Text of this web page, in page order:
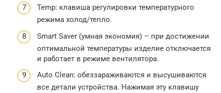
Temp: клавиша регулировки температурного
режима холод/тепло.
Smart Saver (умная экономия) – при достижении
оптимальной температуры изделие отключается
и работает в режиме вентилятора.
Auto Clean: обеззараживаются и высушиваются
все детали устройства. Нажимая эту клавишу